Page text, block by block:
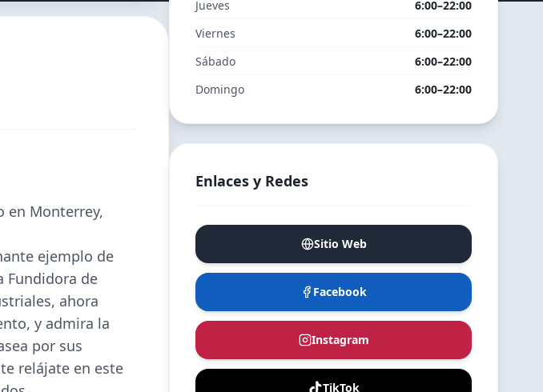
en Monterrey,
ejemplo de
Fundidora de
ahora
y admira la
por sus
relájate en este
Jueves
6:00–22:00
Viernes
6:00–22:00
Sábado
6:00–22:00
Domingo
6:00–22:00
Enlaces y Redes
Sitio Web
Facebook
Instagram
TikTok